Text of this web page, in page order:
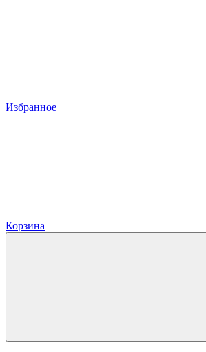
Избранное
Корзина